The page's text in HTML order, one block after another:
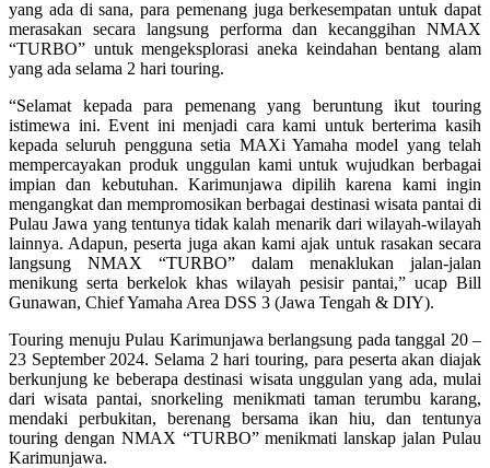
yang ada di sana, para pemenang juga berkesempatan untuk dapat
merasakan secara langsung performa dan kecanggihan NMAX
“TURBO” untuk mengeksplorasi aneka keindahan bentang alam
yang ada selama 2 hari touring.
“Selamat kepada para pemenang yang beruntung ikut touring
istimewa ini. Event ini menjadi cara kami untuk berterima kasih
kepada seluruh pengguna setia MAXi Yamaha model yang telah
mempercayakan produk unggulan kami untuk wujudkan berbagai
impian dan kebutuhan. Karimunjawa dipilih karena kami ingin
mengangkat dan mempromosikan berbagai destinasi wisata pantai di
Pulau Jawa yang tentunya tidak kalah menarik dari wilayah-wilayah
lainnya. Adapun, peserta juga akan kami ajak untuk rasakan secara
langsung NMAX “TURBO” dalam menaklukan jalan-jalan
menikung serta berkelok khas wilayah pesisir pantai,” ucap Bill
Gunawan, Chief Yamaha Area DSS 3 (Jawa Tengah & DIY).
Touring menuju Pulau Karimunjawa berlangsung pada tanggal 20 –
23 September 2024. Selama 2 hari touring, para peserta akan diajak
berkunjung ke beberapa destinasi wisata unggulan yang ada, mulai
dari wisata pantai, snorkeling menikmati taman terumbu karang,
mendaki perbukitan, berenang bersama ikan hiu, dan tentunya
touring dengan NMAX “TURBO” menikmati lanskap jalan Pulau
Karimunjawa.